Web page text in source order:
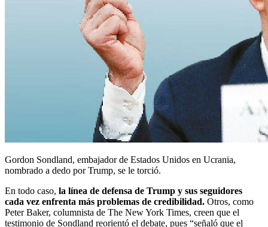
Gordon Sondland, embajador de Estados Unidos en Ucrania,
nombrado a dedo por Trump, se le torció.
En todo caso, la línea de defensa de Trump y sus seguidores
cada vez enfrenta más problemas de credibilidad. Otros, como
Peter Baker, columnista de The New York Times, creen que el
testimonio de Sondland reorientó el debate, pues “señaló que el